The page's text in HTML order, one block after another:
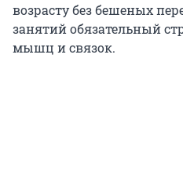
возрасту без бешеных
занятий обязательный
мышц и связок.